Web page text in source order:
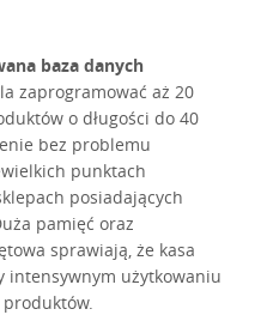
baza danych
zaprogramować aż 20
o długości do 40
bez problemu
punktach
posiadających
pamięć oraz
sprawiają, że kasa
intensywnym użytkowaniu